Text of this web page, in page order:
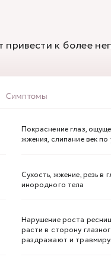
к более
Симптомы
Покраснение глаз,
жжения, слипание век по
Сухость, жжение, резь в
инородного тела
Нарушение роста
расти в сторону
раздражают и